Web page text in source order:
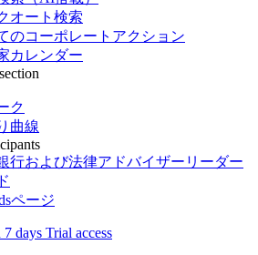
オート検索
のコーポレートアクション
カレンダー
ク
曲線
行および法律アドバイザーリーダー
ページ
7 days Trial access